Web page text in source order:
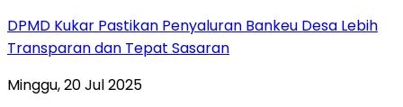
DPMD Kukar Pastikan Penyaluran Bankeu Desa Lebih
Transparan dan Tepat Sasaran
Minggu, 20 Jul 2025